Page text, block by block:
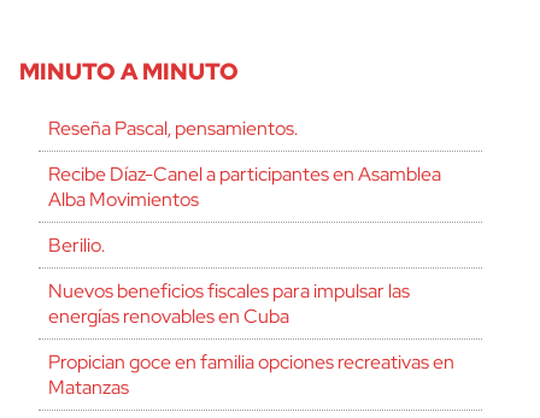
MINUTO A MINUTO
Reseña Pascal, pensamientos.
Recibe Díaz-Canel a participantes en Asamblea
Alba Movimientos
Berilio.
Nuevos beneficios fiscales para impulsar las
energías renovables en Cuba
Propician goce en familia opciones recreativas en
Matanzas